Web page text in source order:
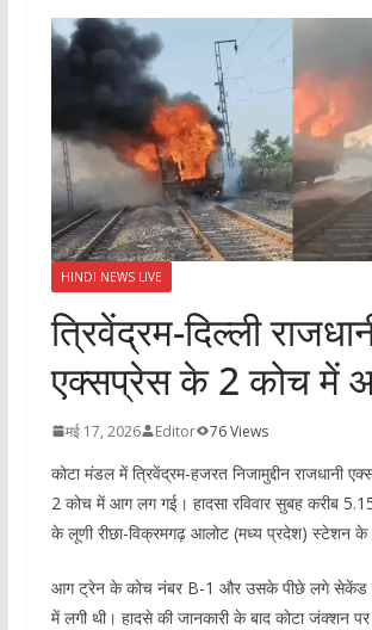
HINDI NEWS LIVE
त्रिवेंद्रम-दिल्ली
एक्सप्रेस के 2 कोच में
मई 17, 2026 Editor 76 Views
कोटा मंडल में त्रिवेंद्रम-हजरत निजामुद्दीन राजधानी
2 कोच में आग लग गई। हादसा रविवार सुबह करीब
के लूणी रीछा-विक्रमगढ़ आलोट (मध्य प्रदेश) स्टेशन
आग ट्रेन के कोच नंबर B-1 और उसके पीछे लगे सेकेंड
में लगी थी। हादसे की जानकारी के बाद कोटा जंक्शन